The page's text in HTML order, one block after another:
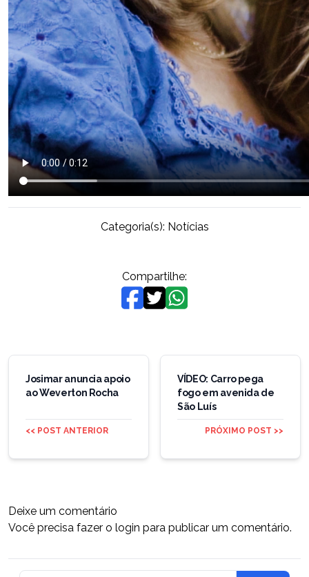
Categoria(s): Notícias
Compartilhe:
Navegação
Post
Josimar anuncia apoio
ao Weverton Rocha
<< POST ANTERIOR
VÍDEO: Carro pega
fogo em avenida de
São Luís
PRÓXIMO POST >>
Deixe um comentário
Você precisa fazer o login para publicar um comentário.